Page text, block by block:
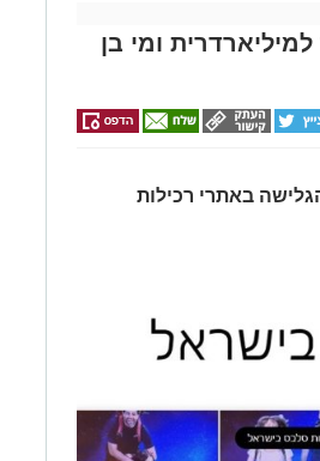
ומי בן
באתרי רכילות